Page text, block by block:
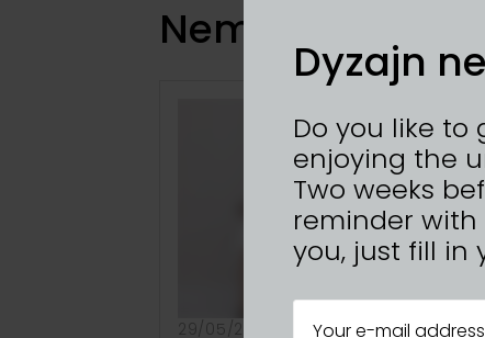
Nemáte dost?
29/05/2026
Dyzajn
Do you like to
enjoying the
Two weeks
reminder
you, just fill in